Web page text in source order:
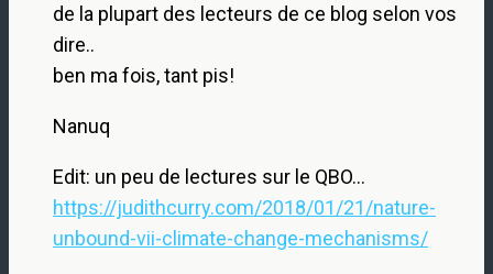
de la plupart des lecteurs de ce blog selon vos
dire..
ben ma fois, tant pis!
Nanuq
Edit: un peu de lectures sur le QBO…
https://judithcurry.com/2018/01/21/nature-
unbound-vii-climate-change-mechanisms/